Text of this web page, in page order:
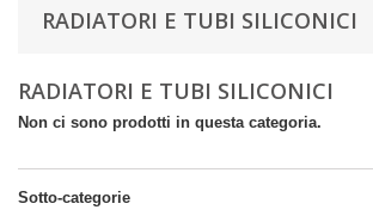
RADIATORI E TUBI SILICONICI
RADIATORI E TUBI SILICONICI
Non ci sono prodotti in questa categoria.
Sotto-categorie